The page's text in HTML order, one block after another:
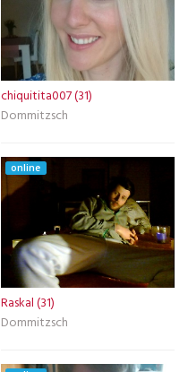
chiquitita007 (31)
Dommitzsch
online
Raskal (31)
Dommitzsch